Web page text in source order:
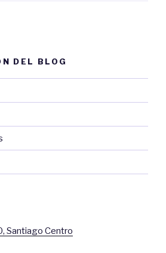
DEL BLOG
Santiago Centro